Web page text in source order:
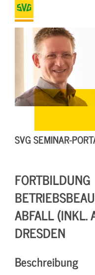
SVG SEMINAR-
FORTBILDUNG
ABFALL (INKL.
DRESDEN
Beschreibung